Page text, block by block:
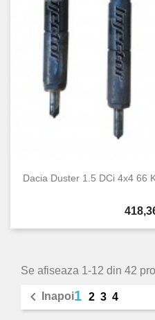
Dacia Duster 1.5 DCi 4x4 66
Pret
Se afiseaza 1-12 din 42
 Inapoi1 2 3 4